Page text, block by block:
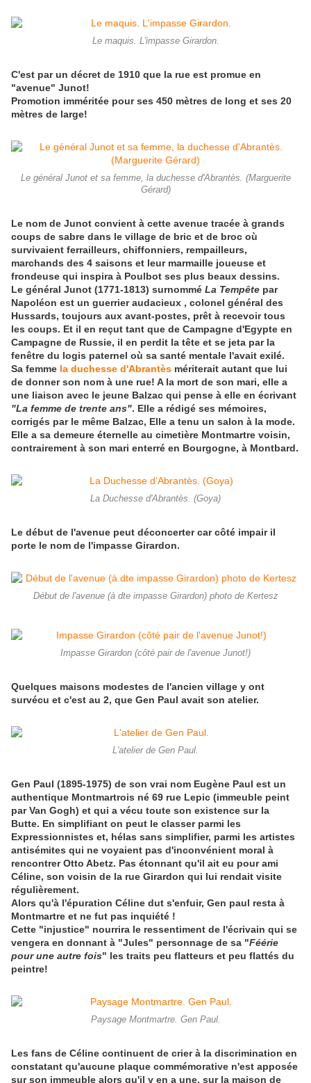
Le maquis. L'impasse Girardon.
C'est par un décret de 1910 que la rue est promue en
"avenue" Junot!
Promotion imméritée pour ses 450 mètres de long et ses 20
mètres de large!
Le général Junot et sa femme, la duchesse d'Abrantès. (Marguerite
Gérard)
Le nom de Junot convient à cette avenue tracée à grands
coups de sabre dans le village de bric et de broc où
survivaient ferrailleurs, chiffonniers, rempailleurs,
marchands des 4 saisons et leur marmaille joueuse et
frondeuse qui inspira à Poulbot ses plus beaux dessins.
Le général Junot (1771-1813) surnommé La Tempête par
Napoléon est un guerrier audacieux , colonel général des
Hussards, toujours aux avant-postes, prêt à recevoir tous
les coups. Et il en reçut tant que de Campagne d'Egypte en
Campagne de Russie, il en perdit la tête et se jeta par la
fenêtre du logis paternel où sa santé mentale l'avait exilé.
Sa femme la duchesse d'Abrantès mériterait autant que lui
de donner son nom à une rue! A la mort de son mari, elle a
une liaison avec le jeune Balzac qui pense à elle en écrivant
"La femme de trente ans". Elle a rédigé ses mémoires,
corrigés par le même Balzac, Elle a tenu un salon à la mode.
Elle a sa demeure éternelle au cimetière Montmartre voisin,
contrairement à son mari enterré en Bourgogne, à Montbard.
La Duchesse d'Abrantès. (Goya)
Le début de l'avenue peut déconcerter car côté impair il
porte le nom de l'impasse Girardon.
Début de l'avenue (à dte impasse Girardon) photo de Kertesz
Impasse Girardon (côté pair de l'avenue Junot!)
Quelques maisons modestes de l'ancien village y ont
survécu et c'est au 2, que Gen Paul avait son atelier.
L'atelier de Gen Paul.
Gen Paul (1895-1975) de son vrai nom Eugène Paul est un
authentique Montmartrois né 69 rue Lepic (immeuble peint
par Van Gogh) et qui a vécu toute son existence sur la
Butte. En simplifiant on peut le classer parmi les
Expressionnistes et, hélas sans simplifier, parmi les artistes
antisémites qui ne voyaient pas d'inconvénient moral à
rencontrer Otto Abetz. Pas étonnant qu'il ait eu pour ami
Céline, son voisin de la rue Girardon qui lui rendait visite
régulièrement.
Alors qu'à l'épuration Céline dut s'enfuir, Gen paul resta à
Montmartre et ne fut pas inquiété !
Cette "injustice" nourrira le ressentiment de l'écrivain qui se
vengera en donnant à "Jules" personnage de sa "Féérie
pour une autre fois" les traits peu flatteurs et peu flattés du
peintre!
Paysage Montmartre. Gen Paul.
Les fans de Céline continuent de crier à la discrimination en
constatant qu'aucune plaque commémorative n'est apposée
sur son immeuble alors qu'il y en a une, sur la maison de